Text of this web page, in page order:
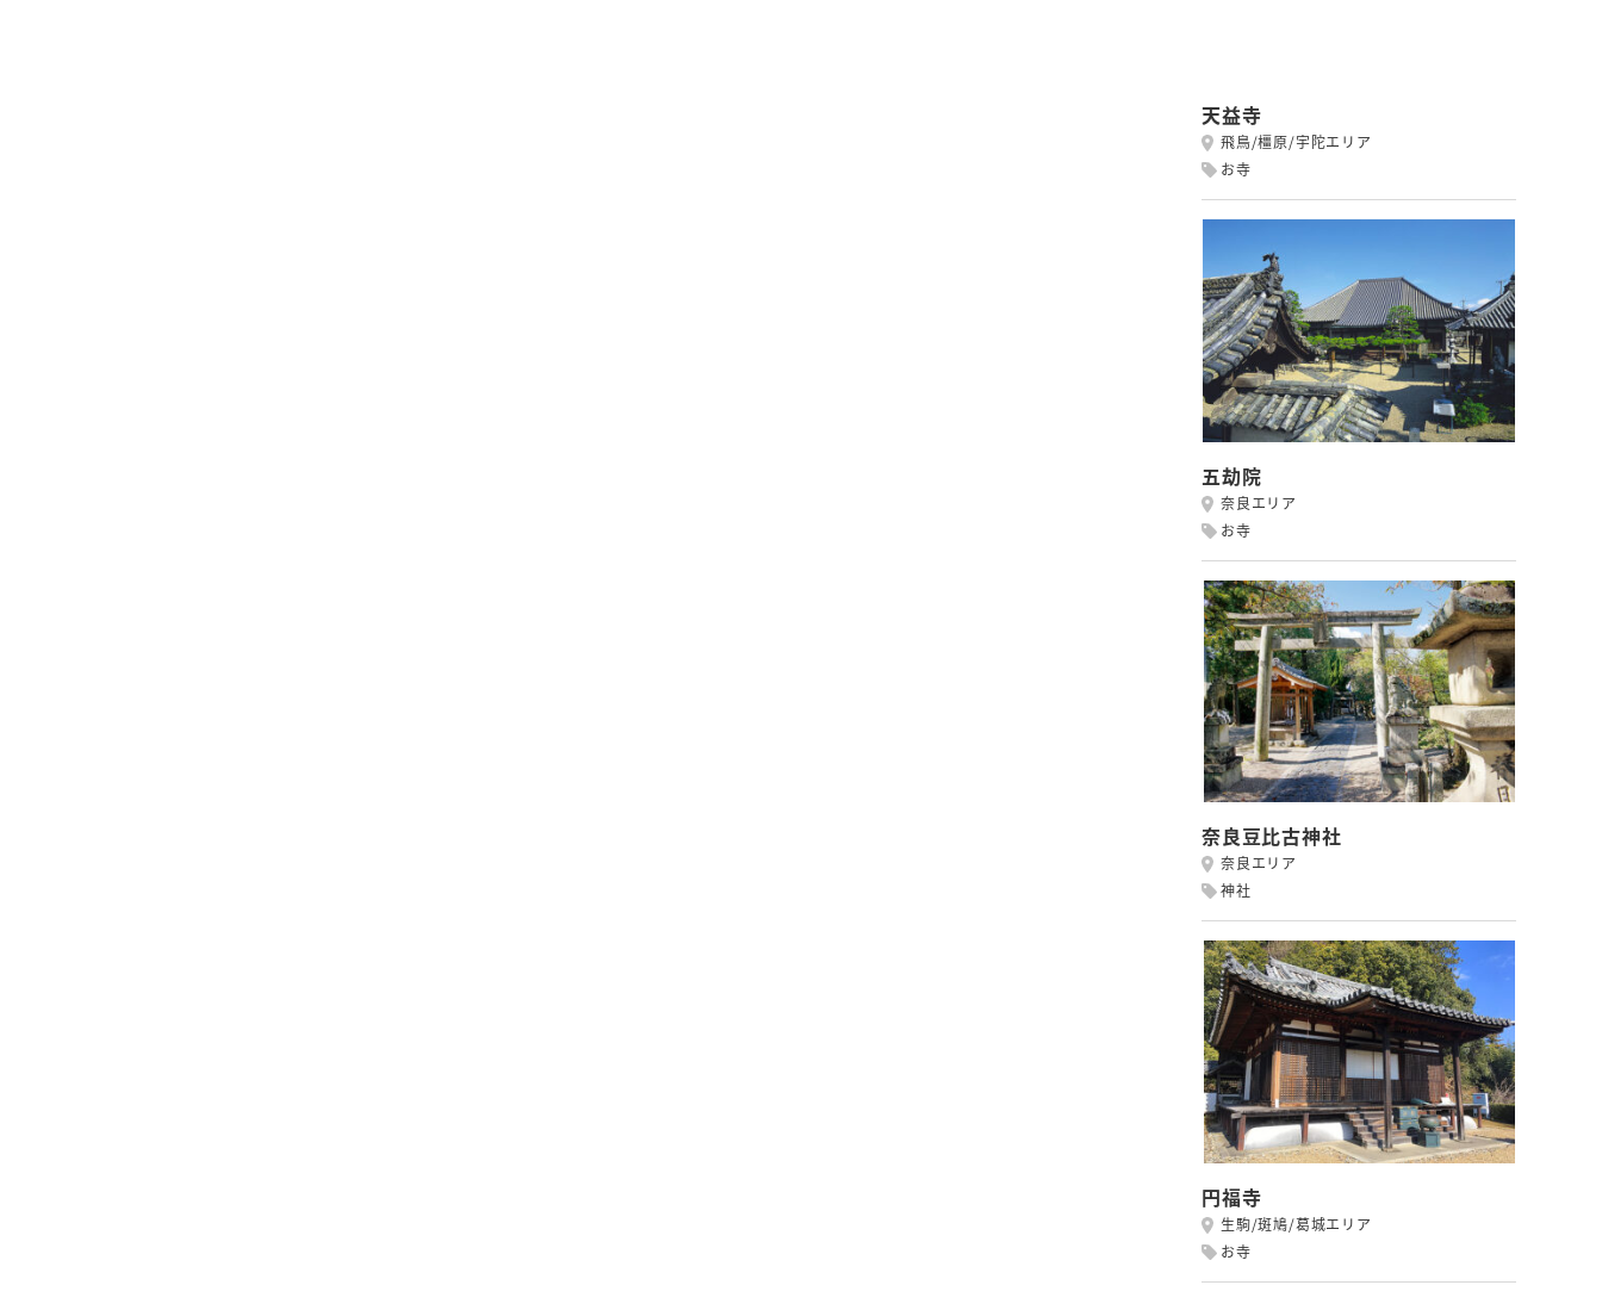
天益寺
飛鳥/橿原/宇陀エリア
お寺
五劫院
奈良エリア
お寺
奈良豆比古神社
奈良エリア
神社
円福寺
生駒/斑鳩/葛城エリア
お寺